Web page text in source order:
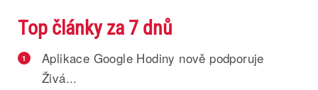
Top články za 7 dnů
1
Aplikace Google Hodiny nově podporuje
Živá...